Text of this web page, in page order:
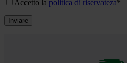
Accetto la politica di riservateza*